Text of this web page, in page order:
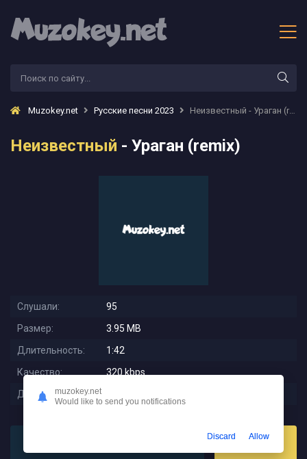
Muzokey.net Русские песни 2023 Неизвестный - Ураган (remix)
Неизвестный - Ураган (remix)
Слушали:
95
Размер:
3.95 MB
Длительность:
1:42
Качество:
320 kbps
Дата релиза:muzokey.net
Would like to send you notifications
Discard Allow